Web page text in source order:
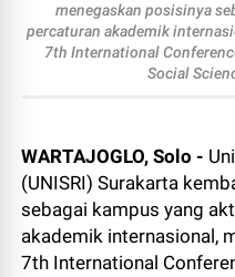
menegaskan posisinya
percaturan akademik
7th International
Social
WARTAJOGLO, Solo -
(UNISRI) Surakarta
sebagai kampus yang
akademik internasional,
7th International